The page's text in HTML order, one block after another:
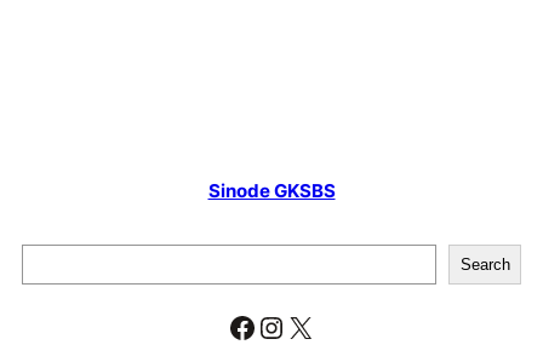
Sinode GKSBS
e
r
Search
Facebook Instagram X